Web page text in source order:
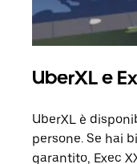
UberXL e
UberXL è
persone. Se hai
garantito, Exec